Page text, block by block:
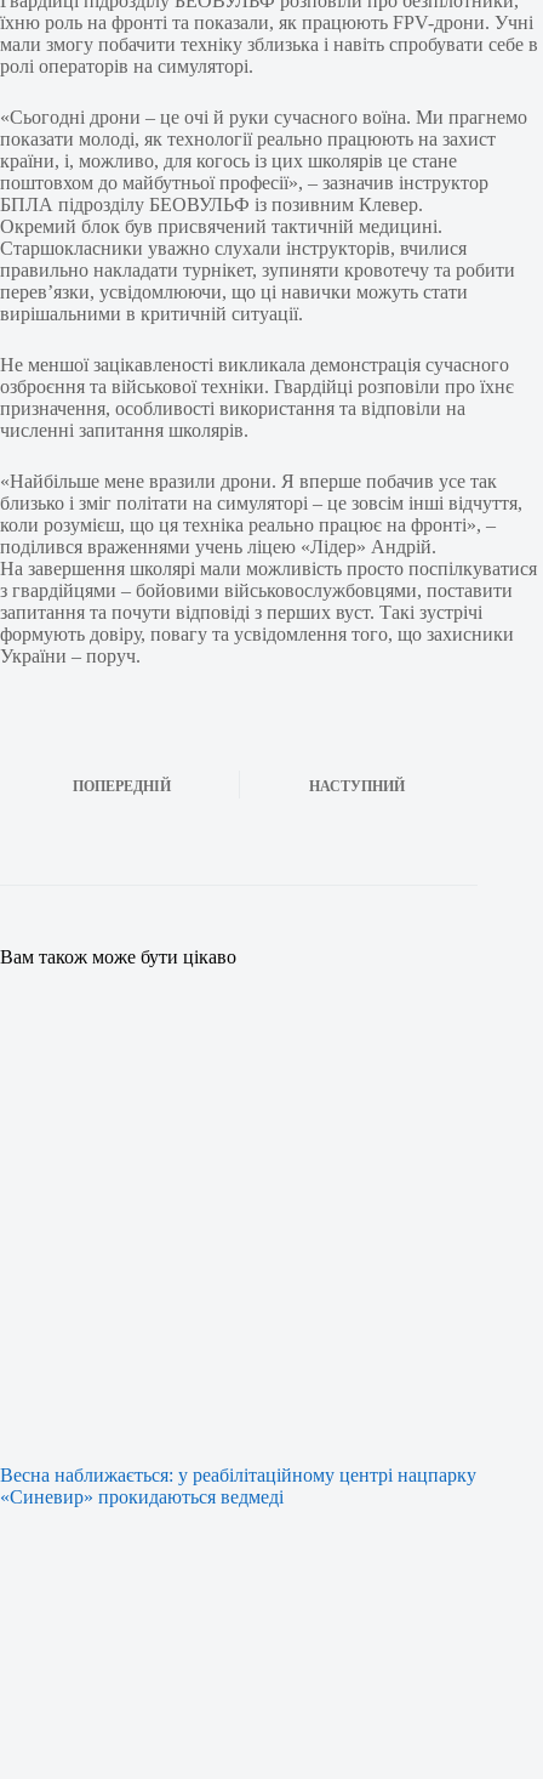
їхню роль на фронті та показали, як працюють FPV-дрони. Учні
мали змогу побачити техніку зблизька і навіть спробувати себе в
ролі операторів на симуляторі.
«Сьогодні дрони – це очі й руки сучасного воїна. Ми прагнемо
показати молоді, як технології реально працюють на захист
країни, і, можливо, для когось із цих школярів це стане
поштовхом до майбутньої професії», – зазначив інструктор
БПЛА підрозділу БЕОВУЛЬФ із позивним Клевер.
Окремий блок був присвячений тактичній медицині.
Старшокласники уважно слухали інструкторів, вчилися
правильно накладати турнікет, зупиняти кровотечу та робити
перев’язки, усвідомлюючи, що ці навички можуть стати
вирішальними в критичній ситуації.
Не меншої зацікавленості викликала демонстрація сучасного
озброєння та військової техніки. Гвардійці розповіли про їхнє
призначення, особливості використання та відповіли на
численні запитання школярів.
«Найбільше мене вразили дрони. Я вперше побачив усе так
близько і зміг політати на симуляторі – це зовсім інші відчуття,
коли розумієш, що ця техніка реально працює на фронті», –
поділився враженнями учень ліцею «Лідер» Андрій.
На завершення школярі мали можливість просто поспілкуватися
з гвардійцями – бойовими військовослужбовцями, поставити
запитання та почути відповіді з перших вуст. Такі зустрічі
формують довіру, повагу та усвідомлення того, що захисники
України – поруч.
ПОПЕРЕДНІЙ НАСТУПНИЙ
Вам також може бути цікаво
Весна наближається: у реабілітаційному центрі нацпарку
«Синевир» прокидаються ведмеді